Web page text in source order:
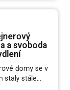
a svoboda
domy se v
staly stále…